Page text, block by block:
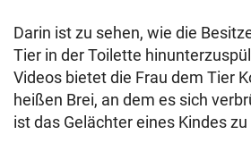
Darin ist zu sehen, wie die
Tier in der Toilette
Videos bietet die Frau dem Tier
heißen Brei, an dem es sich
ist das Gelächter eines Kindes